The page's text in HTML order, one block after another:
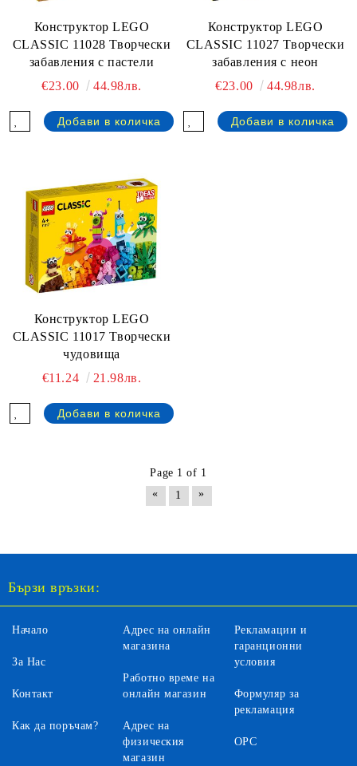
Конструктор LEGO
CLASSIC 11028 Творчески
забавления с пастели
€23.00
44.98лв.
Конструктор LEGO
CLASSIC 11027 Творчески
забавления с неон
€23.00
44.98лв.
Конструктор LEGO
CLASSIC 11017 Творчески
чудовища
€11.24
21.98лв.
Page 1 of 1
«
1 »
Бързи връзки:
Начало
За Нас
Контакт
Как да поръчам?
Адрес на онлайн
магазина
Работно време на
онлайн магазин
Адрес на
физическия
магазин
Рекламации и
гаранционни
условия
Формуляр за
рекламация
ОРС